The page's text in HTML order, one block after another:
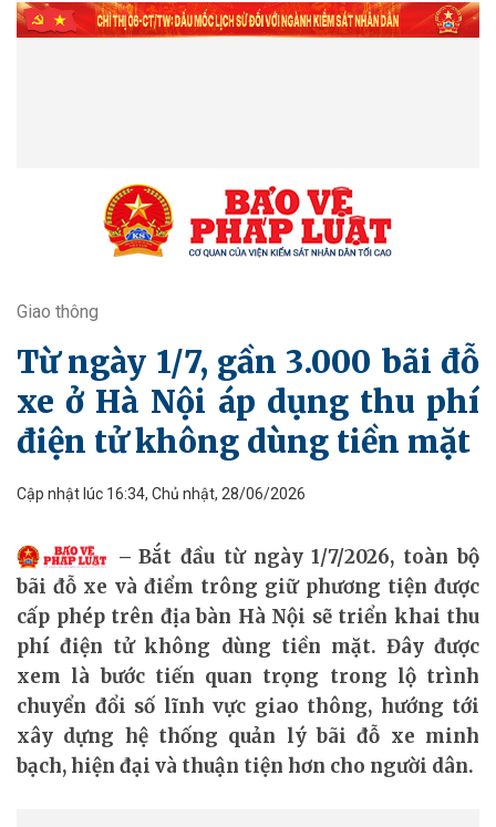
Giao thông
Từ ngày 1/7, gần 3.000 bãi đỗ
xe ở Hà Nội áp dụng thu phí
điện tử không dùng tiền mặt
Cập nhật lúc 16:34, Chủ nhật, 28/06/2026
Bắt đầu từ ngày 1/7/2026, toàn bộ
bãi đỗ xe và điểm trông giữ phương tiện được
cấp phép trên địa bàn Hà Nội sẽ triển khai thu
phí điện tử không dùng tiền mặt. Đây được
xem là bước tiến quan trọng trong lộ trình
chuyển đổi số lĩnh vực giao thông, hướng tới
xây dựng hệ thống quản lý bãi đỗ xe minh
bạch, hiện đại và thuận tiện hơn cho người dân.